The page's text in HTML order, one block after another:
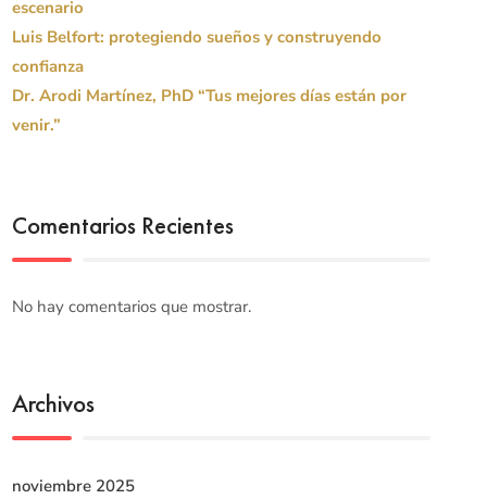
escenario
Luis Belfort: protegiendo sueños y construyendo
confianza
Dr. Arodi Martínez, PhD “Tus mejores días están por
venir.”
Comentarios Recientes
No hay comentarios que mostrar.
Archivos
noviembre 2025